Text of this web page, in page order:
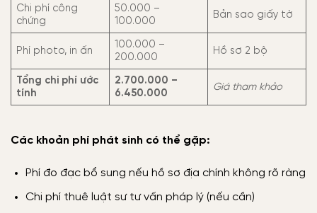
Chi phí công
chứng
50.000 –
100.000
Bản sao giấy tờ
Phí photo, in ấn
100.000 –
200.000
Hồ sơ 2 bộ
Tổng chi phí ước
tính
2.700.000 –
6.450.000
Giá tham khảo
Các khoản phí phát sinh có thể gặp:
Phí đo đạc bổ sung nếu hồ sơ địa chính không rõ ràng
Chi phí thuê luật sư tư vấn pháp lý (nếu cần)